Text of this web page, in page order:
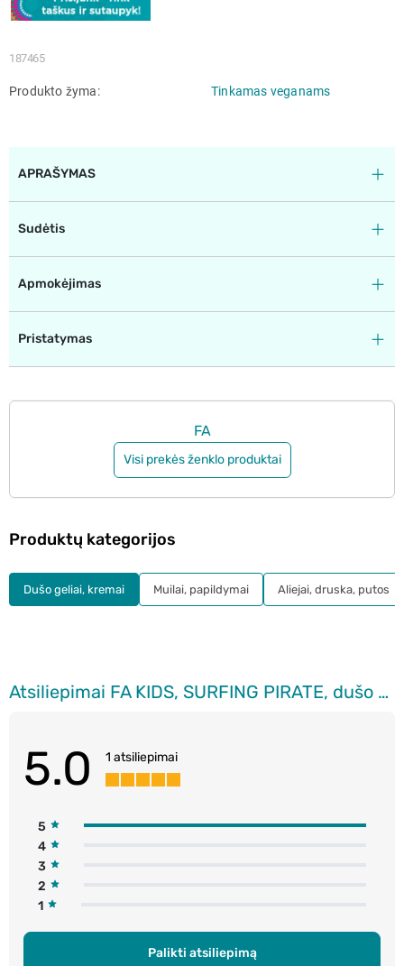
187465
Produkto žyma Tinkamas veganams
APRAŠYMAS
Sudėtis
Apmokėjimas
Pristatymas
FA
Visi prekės ženklo produktai
Atsiliepimai FA KIDS, SURFING PIRATE, dušo gelis, 250 ml.
5.0 1 atsiliepimai
5
4
3
2
1
Palikti atsiliepimą
Produktų kategorijos
Dušo geliai, kremai Muilai, papildymai Aliejai, druska, putos